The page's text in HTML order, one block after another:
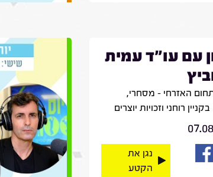
עם עו"ד עמית
האזרחי – מסחרי,
רוחני וזכויות יוצרים
נגן את
הקטע